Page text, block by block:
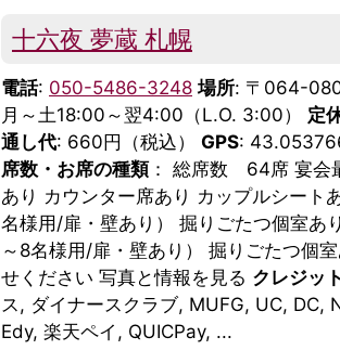
十六夜 夢蔵 札幌
電話: 050-5486-3248 場所: 〒064-
月～土18:00～翌4:00（L.O. 3:00） 定
通し代: 660円（税込） GPS:
席数・お席の種類： 総席数 64席 宴会
あり カウンター席あり カップルシート
名様用/扉・壁あり） 掘りごたつ個室あ
～8名様用/扉・壁あり） 掘りごたつ個
せください 写真と情報を見る クレジッ
ス, ダイナースクラブ, MUFG, UC, DC,
Edy, 楽天ペイ, QUICPay, ...